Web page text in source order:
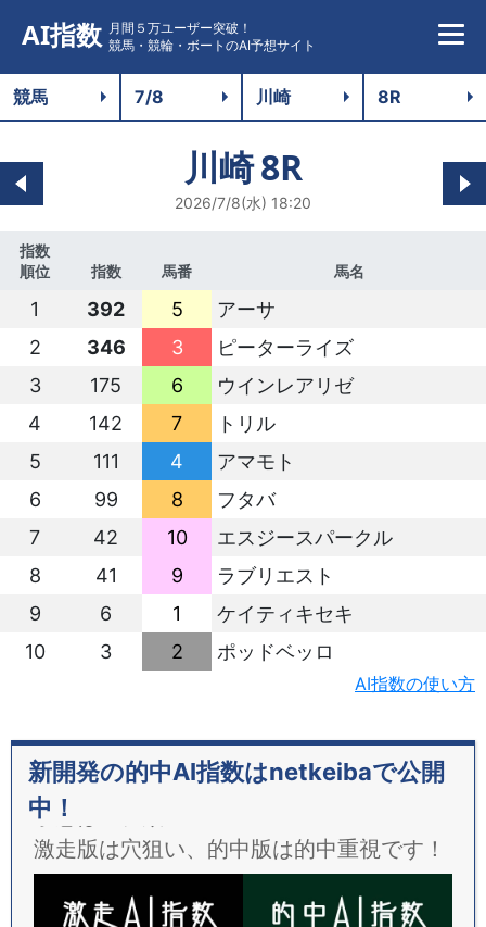
AI指数 月間５万ユーザー突破！
競馬・競輪・ボートのAI予想サイト
川崎8R
2026/7/8(水) 18:20
指数
順位
指数 馬番 馬名
1 392 5
アーサ
2
346 3
ピーターライズ
3
175 6
ウインレアリゼ
4
142 7
トリル
5
111 4
アマモト
6
99 8
フタバ
7
42 10
エスジースパークル
8
41 9
ラブリエスト
9
6 1
ケイティキセキ
10
3 2 ポッドベッロ
AI指数の使い方
新開発の的中AI指数はnetkeibaで公開
中！
予想は２種類！
激走版は穴狙い、的中版は的中重視です！